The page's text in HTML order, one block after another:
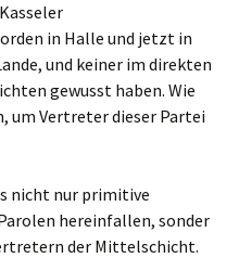
in Halle und jetzt in
und keiner im direkten
gewusst haben. Wie
um Vertreter dieser Partei
nicht nur primitive
hereinfallen, sonder
der Mittelschicht.